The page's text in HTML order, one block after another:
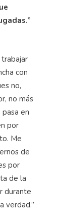
trabajar
con
no,
no más
en
por
Me
de
por
de la
durante
verdad.”